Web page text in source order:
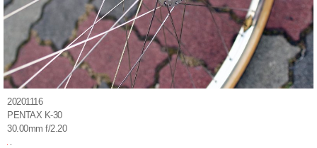
20201116
PENTAX K-30
30.00mm f/2.20